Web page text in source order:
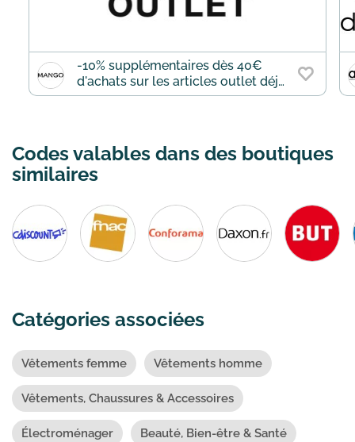
-10% supplémentaires dès 40€
d'achats sur les articles outlet déjà
remisés jusqu'à -70%
Codes valables dans des boutiques
similaires
Catégories associées
Vêtements femme Vêtements homme
Vêtements, Chaussures & Accessoires
Électroménager Beauté, Bien-être & Santé